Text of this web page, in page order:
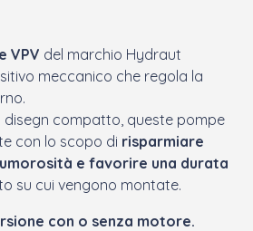
VPV del marchio Hydraut
meccanico che regola la
compatto, queste pompe
con lo scopo di risparmiare
e favorire una durata
su cui vengono montate.
con o senza motore.